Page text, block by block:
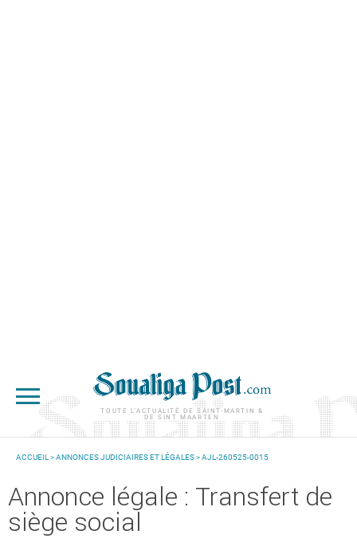
TOUTE L'ACTUALITÉ DE SAINT-MARTIN &
DE SINT MAARTEN
ACCUEIL >ANNONCES JUDICIAIRES ET LÉGALES> AJL-260525-0015
Annonce légale : Transfert de
siège social